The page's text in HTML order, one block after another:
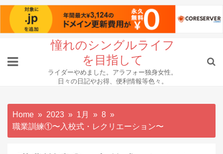
content
憧れのシングルライフ
を目指して
ライダーやめました。アラフォー独身女性。
日々の日記やお得、便利情報等色々。
Home 2023 1月
8
職業訓練①〜入校式・レクリエーション〜